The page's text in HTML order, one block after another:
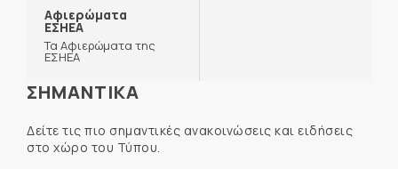
Αφιερώματα
ΕΣΗΕΑ
Τα Αφιερώματα της
ΕΣΗΕΑ
ΣΗΜΑΝΤΙΚΑ
Δείτε τις πιο σημαντικές ανακοινώσεις και ειδήσεις
στο χώρο του Τύπου.